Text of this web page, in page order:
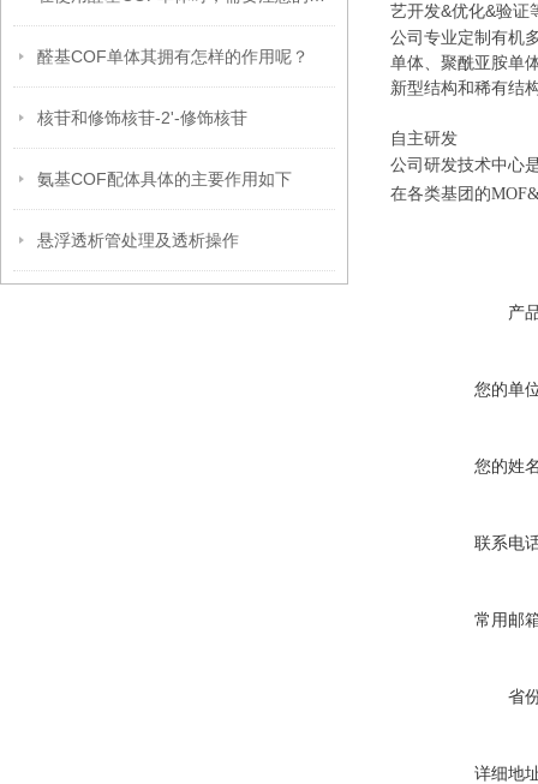
醛基COF单体其拥有怎样的作用呢？
核苷和修饰核苷-2'-修饰核苷
氨基COF配体具体的主要作用如下
悬浮透析管处理及透析操作
艺开发&优化&验证
公司专业定制有机
单体、 聚酰亚胺单
新型结构和稀有结
自主研发
公司研发技术中心
在各类基团的
产
您的单
您的姓
联系电
常用邮
省
详细地